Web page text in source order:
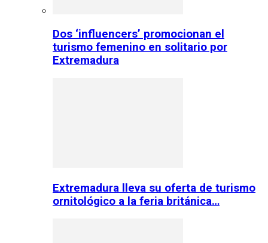
Dos ‘influencers’ promocionan el
turismo femenino en solitario por
Extremadura
Extremadura lleva su oferta de turismo
ornitológico a la feria británica…